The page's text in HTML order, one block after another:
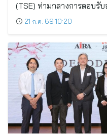
(TSE) ท่ามกลางการตอบรั
21 ก.ค. 69 10:20